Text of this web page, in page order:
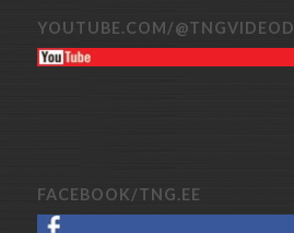
YOUTUBE.COM/@TNGVIDEOD
FACEBOOK/TNG.EE